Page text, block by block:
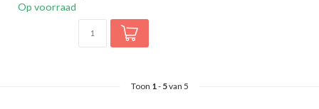
Op voorraad
Toon 1- 5van 5